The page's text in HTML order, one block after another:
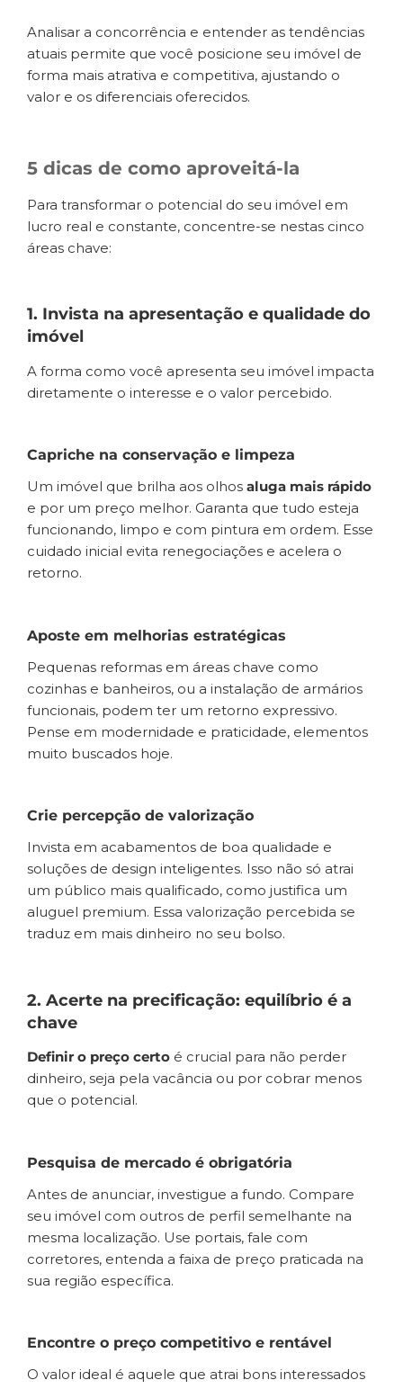
Analisar a concorrência e entender as tendências
atuais permite que você posicione seu imóvel de
forma mais atrativa e competitiva, ajustando o
valor e os diferenciais oferecidos.
5 dicas de como aproveitá-la
Para transformar o potencial do seu imóvel em
lucro real e constante, concentre-se nestas cinco
áreas chave:
1. Invista na apresentação e qualidade do
imóvel
A forma como você apresenta seu imóvel impacta
diretamente o interesse e o valor percebido.
Capriche na conservação e limpeza
Um imóvel que brilha aos olhos aluga mais rápido
e por um preço melhor. Garanta que tudo esteja
funcionando, limpo e com pintura em ordem. Esse
cuidado inicial evita renegociações e acelera o
retorno.
Aposte em melhorias estratégicas
Pequenas reformas em áreas chave como
cozinhas e banheiros, ou a instalação de armários
funcionais, podem ter um retorno expressivo.
Pense em modernidade e praticidade, elementos
muito buscados hoje.
Crie percepção de valorização
Invista em acabamentos de boa qualidade e
soluções de design inteligentes. Isso não só atrai
um público mais qualificado, como justifica um
aluguel premium. Essa valorização percebida se
traduz em mais dinheiro no seu bolso.
2. Acerte na precificação: equilíbrio é a
chave
Definir o preço certo é crucial para não perder
dinheiro, seja pela vacância ou por cobrar menos
que o potencial.
Pesquisa de mercado é obrigatória
Antes de anunciar, investigue a fundo. Compare
seu imóvel com outros de perfil semelhante na
mesma localização. Use portais, fale com
corretores, entenda a faixa de preço praticada na
sua região específica.
Encontre o preço competitivo e rentável
O valor ideal é aquele que atrai bons interessados